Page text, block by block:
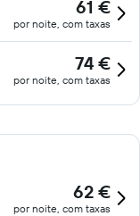
61 €
por noite, com taxas
74 €
por noite, com taxas
62 €
por noite, com taxas